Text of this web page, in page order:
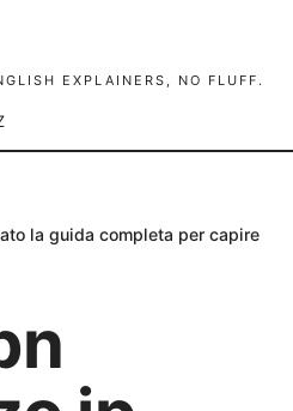
EXPLAINERS, NO FLUFF.
la guida completa per capire